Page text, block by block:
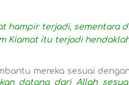
hampir terjadi, sementara
Kiamat itu terjadi
mereka sesuai
datang dari Allah